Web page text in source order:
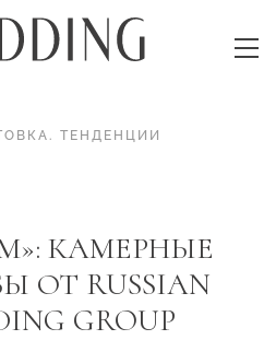
. ТЕНДЕНЦИИ
КАМЕРНЫЕ
ОТ RUSSIAN
GROUP